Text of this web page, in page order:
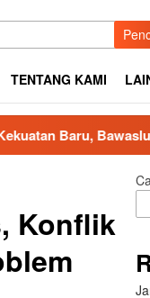
TENTANG KAMI
Dorong
Konflik